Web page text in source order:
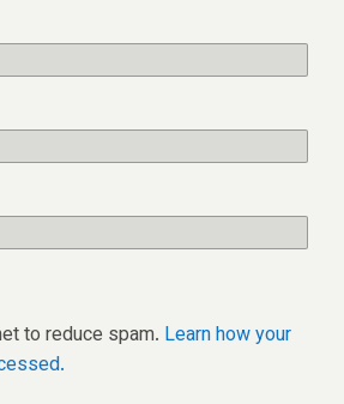
to reduce spam. Learn how your